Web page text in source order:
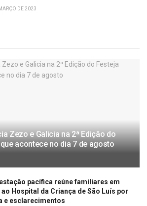
DE 2023
Zezo e Galicia na 2ª Edição do
acontece no dia 7 de agosto
pacífica reúne familiares em
Hospital da Criança de São Luís por
e esclarecimentos